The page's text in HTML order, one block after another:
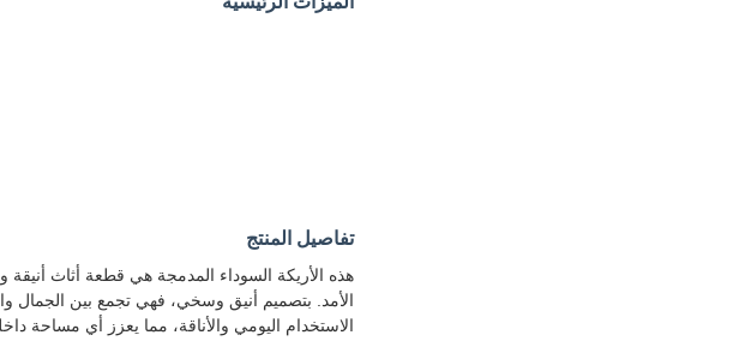
تفاصيل المنتج
هذه الأريكة السوداء المدمجة هي قطعة أثاث أنيقة
الأمد. بتصميم أنيق وسخي، فهي تجمع بين الجمال
الاستخدام اليومي والأناقة، مما يعزز أي مساحة